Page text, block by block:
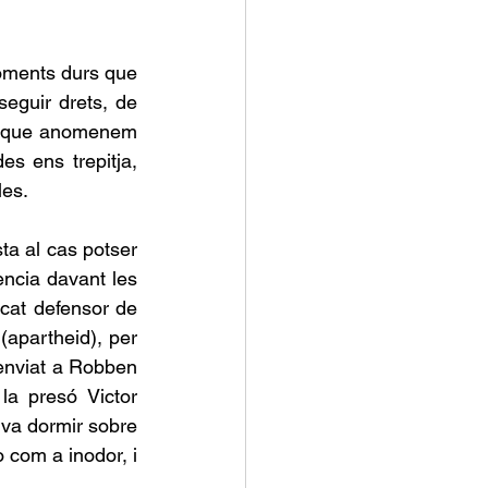
durs que
drets, de
anomenem
ens trepitja,
al cas potser
davant les
defensor de
per
a Robben
presó Victor
dormir sobre
com a inodor, i